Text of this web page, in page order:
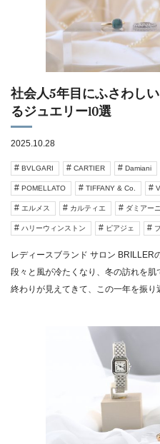
社会人5年目にふさわし
るジュエリー10選
2025.10.28
BVLGARI CARTIER Damiani
POMELLATO TIFFANY & Co.
エルメス カルティエ ダミアーニ
ハリーウィンストン ピアジェ
レディースブランド サロン BRILLER
段々と風が冷たくなり、冬の訪れを
終わりが見えてきて、この一年を振り